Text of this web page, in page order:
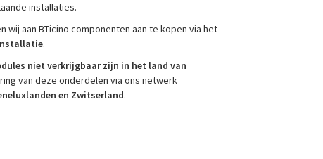
installaties.
aan BTicino componenten aan te kopen via het
.
niet verkrijgbaar zijn in het land van
van deze onderdelen via ons netwerk
en Zwitserland.